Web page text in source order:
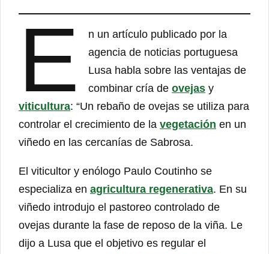
E
n un artículo publicado por la
agencia de noticias portuguesa
Lusa habla sobre las ventajas de
combinar cría deovejas y
viticultura: “Un rebaño de ovejas se utiliza para
controlar el crecimiento de la vegetación en un
viñedo en las cercanías de Sabrosa.
El viticultor y enólogo Paulo Coutinho se
especializa en agricultura regenerativa. En su
viñedo introdujo el pastoreo controlado de
ovejas durante la fase de reposo de la viña. Le
dijo a Lusa que el objetivo es regular el